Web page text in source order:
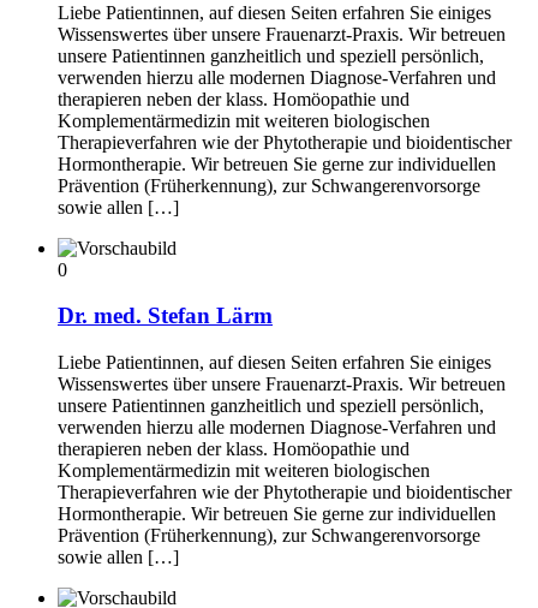
Liebe Patientinnen, auf diesen Seiten erfahren Sie einiges
Wissenswertes über unsere Frauenarzt-Praxis. Wir betreuen
unsere Patientinnen ganzheitlich und speziell persönlich,
verwenden hierzu alle modernen Diagnose-Verfahren und
therapieren neben der klass. Homöopathie und
Komplementärmedizin mit weiteren biologischen
Therapieverfahren wie der Phytotherapie und bioidentischer
Hormontherapie. Wir betreuen Sie gerne zur individuellen
Prävention (Früherkennung), zur Schwangerenvorsorge
sowie allen […]
0
Dr. med. Stefan Lärm
Liebe Patientinnen, auf diesen Seiten erfahren Sie einiges
Wissenswertes über unsere Frauenarzt-Praxis. Wir betreuen
unsere Patientinnen ganzheitlich und speziell persönlich,
verwenden hierzu alle modernen Diagnose-Verfahren und
therapieren neben der klass. Homöopathie und
Komplementärmedizin mit weiteren biologischen
Therapieverfahren wie der Phytotherapie und bioidentischer
Hormontherapie. Wir betreuen Sie gerne zur individuellen
Prävention (Früherkennung), zur Schwangerenvorsorge
sowie allen […]